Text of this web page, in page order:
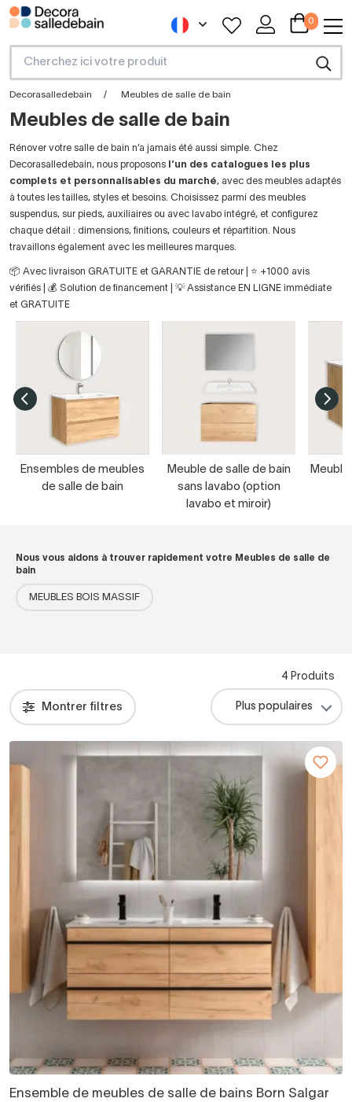
0
Decorasalledebain Meubles de salle de bain
Meubles de salle de bain
Rénover votre salle de bain n’a jamais été aussi simple. Chez
Decorasalledebain, nous proposons l’un des catalogues les plus
complets et personnalisables du marché, avec des meubles adaptés
à toutes les tailles, styles et besoins. Choisissez parmi des meubles
suspendus, sur pieds, auxiliaires ou avec lavabo intégré, et configurez
chaque détail : dimensions, finitions, couleurs et répartition. Nous
travaillons également avec les meilleures marques.
📦 Avec livraison GRATUITE et GARANTIE de retour | ⭐ +1000 avis
vérifiés | 💰 Solution de financement | 💡 Assistance EN LIGNE immédiate
et GRATUITE
Ensembles de meubles
de salle de bain
Meuble de salle de bain
sans lavabo (option
lavabo et miroir)
Nous vous aidons à trouver rapidement votre Meubles de salle de
bain
MEUBLES BOIS MASSIF
Montrer filtres
4 Produits
Ensemble de meubles de salle de bains Born Salgar